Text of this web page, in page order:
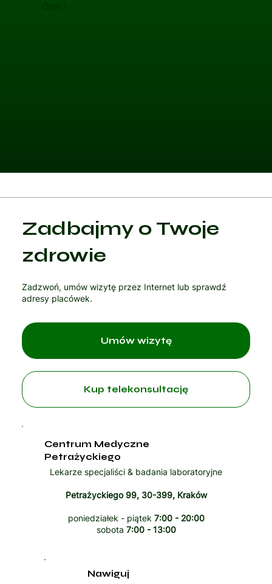
Opis 1
Zadbajmy o Twoje
zdrowie
Zadzwoń, umów wizytę przez Internet lub sprawdź
adresy placówek.
Kup telekonsultację
Centrum Medyczne
Petrażyckiego
Lekarze specjaliści & badania laboratoryjne
Petrażyckiego 99, 30-399, Kraków
poniedziałek - piątek 7:00 - 20:00
sobota 7:00 - 13:00
Nawiguj
Umów wizytę